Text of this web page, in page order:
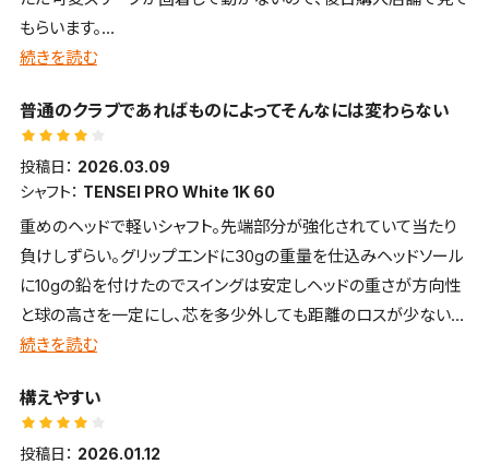
もらいます。
返品するつもりもないし、専用器具があれば解決できると思うの
続きを読む
普通のクラブであればものによってそんなには変わらない
投稿日： 2026.03.09
シャフト： TENSEI PRO White 1K 60
重めのヘッドで軽いシャフト。先端部分が強化されていて当たり
負けしずらい。グリップエンドに30gの重量を仕込みヘッドソール
に10gの鉛を付けたのでスイングは安定しヘッドの重さが方向性
と球の高さを一定にし、芯を多少外しても距離のロスが少ない。
クラブ重量は重くなるがカウンターバランスでヘッドスピードは落
ヘッドが10gも重いのでヒットしたエネルギーが大きいため距離
も出る。カルカタ中抜きカウンター重量クラブ恐るべし
続きを読む
構えやすい
投稿日： 2026.01.12